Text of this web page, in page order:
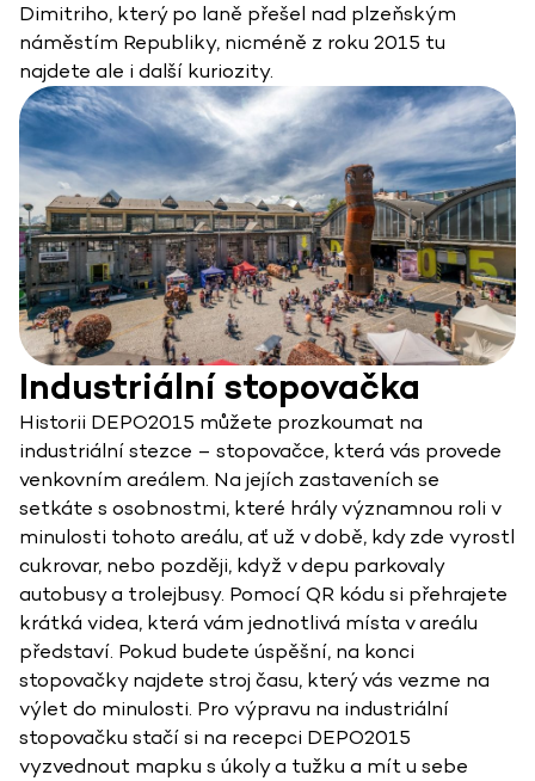
Dimitriho, který po laně přešel nad plzeňským
náměstím Republiky, nicméně z roku 2015 tu
najdete ale i další kuriozity.
Industriální stopovačka
Historii DEPO2015 můžete prozkoumat na
industriální stezce – stopovačce, která vás provede
venkovním areálem. Na jejích zastaveních se
setkáte s osobnostmi, které hrály významnou roli v
minulosti tohoto areálu, ať už v době, kdy zde vyrostl
cukrovar, nebo později, když v depu parkovaly
autobusy a trolejbusy. Pomocí QR kódu si přehrajete
krátká videa, která vám jednotlivá místa v areálu
představí. Pokud budete úspěšní, na konci
stopovačky najdete stroj času, který vás vezme na
výlet do minulosti. Pro výpravu na industriální
stopovačku stačí si na recepci DEPO2015
vyzvednout mapku s úkoly a tužku a mít u sebe